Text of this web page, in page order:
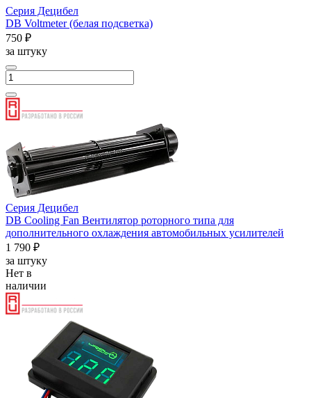
Серия Децибел
DB Voltmeter (белая подсветка)
750 ₽
за штуку
Серия Децибел
DB Cooling Fan Вентилятор роторного типа для
дополнительного охлаждения автомобильных усилителей
1 790 ₽
за штуку
Нет в
наличии